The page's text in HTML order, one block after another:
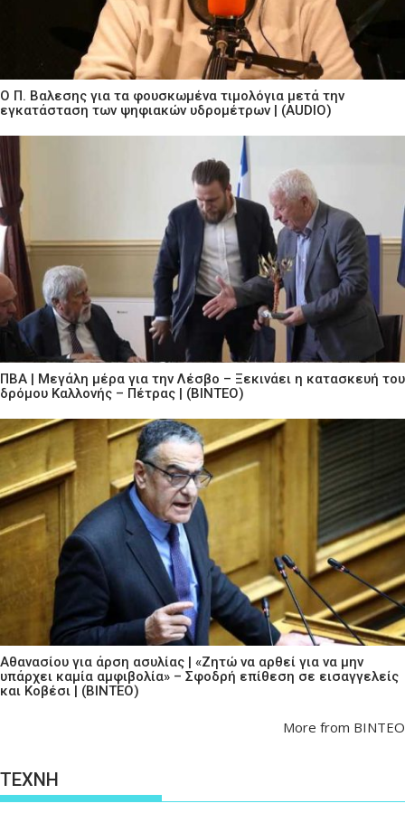
Ο Π. Βαλεσης για τα φουσκωμένα τιμολόγια μετά την
εγκατάσταση των ψηφιακών υδρομέτρων | (AUDIO)
ΠΒΑ | Μεγάλη μέρα για την Λέσβο – Ξεκινάει η κατασκευή του
δρόμου Καλλονής – Πέτρας | (ΒΙΝΤΕΟ)
Αθανασίου για άρση ασυλίας | «Ζητώ να αρθεί για να μην
υπάρχει καμία αμφιβολία» – Σφοδρή επίθεση σε εισαγγελείς
και Κοβέσι | (ΒΙΝΤΕΟ)
More from ΒΙΝΤΕΟ
ΤΕΧΝΗ